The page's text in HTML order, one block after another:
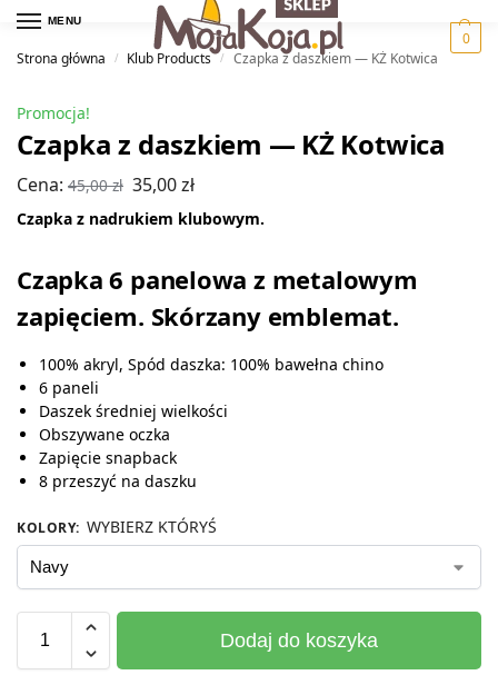
MENU
0
Strona główna
/ Klub Products / Czapka z daszkiem — KŻ Kotwica
Promocja!
Czapka z daszkiem — KŻ Kotwica
Cena: 45,00zł 35,00zł
Czapka z nadrukiem klubowym.
Czapka 6 panelowa z metalowym
zapięciem. Skórzany emblemat.
100% akryl, Spód daszka: 100% bawełna chino
6 paneli
Daszek średniej wielkości
Obszywane oczka
Zapięcie snapback
8 przeszyć na daszku
KOLORY: WYBIERZ KTÓRYŚ
Dodaj do koszyka